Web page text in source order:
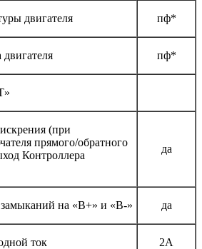
двигателя пф*
пф*
(при
прямого/обратного
Контроллера
да
на «B+» и «B-» да
ток 2А